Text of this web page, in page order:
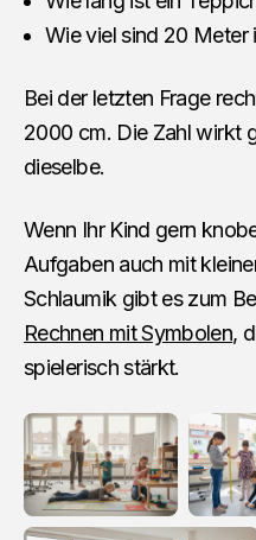
Wie viel sind 20 Meter
Bei der letzten Frage
2000 cm. Die Zahl wirkt
dieselbe.
Wenn Ihr Kind gern
Aufgaben auch mit
Schlaumik gibt es zum
Rechnen mit Symbolen,
spielerisch stärkt.